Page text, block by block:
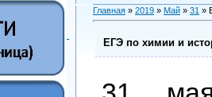
Главная » 2019 » Май » 31 »
ЕГЭ по химии и